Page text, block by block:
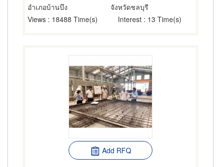
อำเภอบ้านบึง
จังหวัดชลบุรี
Views : 18488 Time(s) Interest : 13 Time(s)
Add RFQ